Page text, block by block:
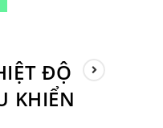
ĐỘ
KHIỂN